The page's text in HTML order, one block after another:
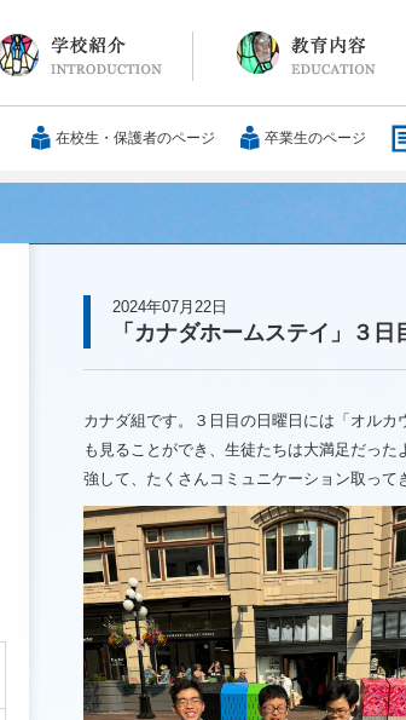
校長メッセージ
教育方針・沿革
施設紹介
交通アクセス 25歳の男づくり
カリキュラム
教科
国際交流
大学合格実績
在校生・保護者のページ 卒業生のページ
2024年07月22日
「カナダホームステイ」３日
カナダ組です。３日目の日曜日には「オル
も見ることができ、生徒たちは大満足だっ
強して、たくさんコミュニケーション取って